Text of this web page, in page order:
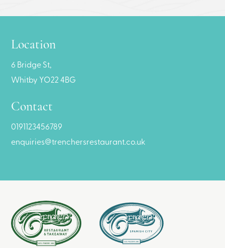
Location
6 Bridge St,
Whitby YO22 4BG
Contact
0191123456789
enquiries@trenchersrestaurant.co.uk